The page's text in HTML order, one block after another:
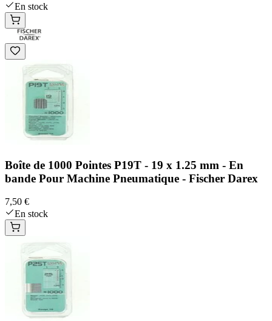
En stock
Boîte de 1000 Pointes P19T - 19 x 1.25 mm - En
bande Pour Machine Pneumatique - Fischer Darex
7,50 €
En stock